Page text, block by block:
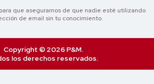
que asegurarnos de que nadie esté utilizando
de email sin tu conocimiento.
Copyright © 2026 P&M.
los derechos reservados.